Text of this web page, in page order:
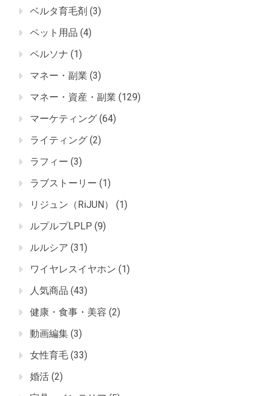
ベルタ育毛剤 (3)
ペット用品 (4)
ペルソナ (1)
マネー・副業 (3)
マネー・資産・副業 (129)
マーケティング (64)
ライティング (2)
ラフィー (3)
ラブストーリー (1)
リジュン（RiJUN）
(1)
ルプルプLPLP (9)
ルルシア (31)
ワイヤレスイヤホン (1)
人気商品 (43)
健康・食事・美容 (2)
動画編集 (3)
女性育毛 (33)
婚活 (2)